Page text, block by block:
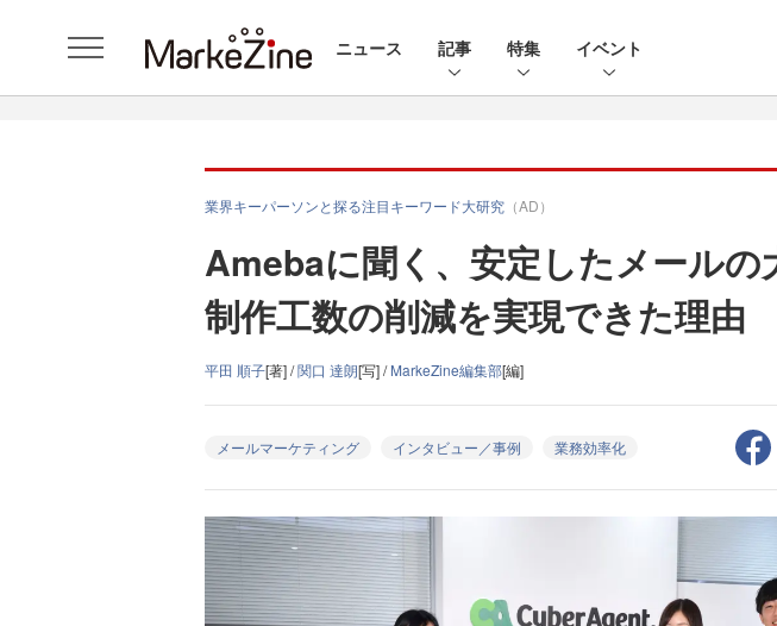
ニュース 記事 特集 イベント
業界キーパーソンと探る注目キーワード大研究 （AD）
Amebaに聞く、安定したメールの
制作工数の削減を実現できた理由
平田 順子[著] /関口 達朗[写] /MarkeZine編集部[編]
メールマーケティング インタビュー／事例 業務効率化